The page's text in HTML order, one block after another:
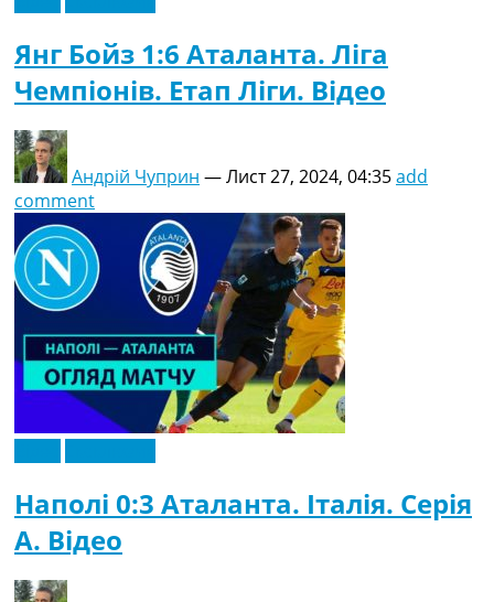
Янг Бойз 1:6 Аталанта. Ліга
Чемпіонів. Етап Ліги. Відео
Андрій Чуприн —Лист 27, 2024, 04:35add
comment
Наполі 0:3 Аталанта. Італія. Серія
A. Відео